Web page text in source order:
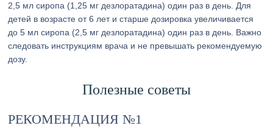
2,5 мл сиропа (1,25 мг дезлоратадина) один раз в день. Для
детей в возрасте от 6 лет и старше дозировка увеличивается
до 5 мл сиропа (2,5 мг дезлоратадина) один раз в день. Важно
следовать инструкциям врача и не превышать рекомендуемую
дозу.
Полезные советы
РЕКОМЕНДАЦИЯ №1